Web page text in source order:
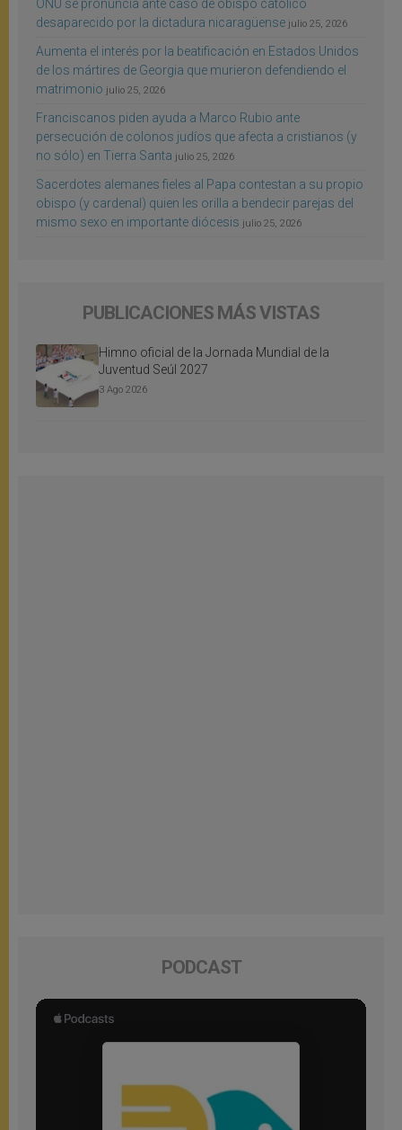
ONU se pronuncia ante caso de obispo católico
desaparecido por la dictadura nicaragüense julio 25, 2026
Aumenta el interés por la beatificación en Estados Unidos
de los mártires de Georgia que murieron defendiendo el
matrimonio julio 25, 2026
Franciscanos piden ayuda a Marco Rubio ante
persecución de colonos judíos que afecta a cristianos (y
no sólo) en Tierra Santa julio 25, 2026
Sacerdotes alemanes fieles al Papa contestan a su propio
obispo (y cardenal) quien les orilla a bendecir parejas del
mismo sexo en importante diócesis julio 25, 2026
PUBLICACIONES MÁS VISTAS
Himno oficial de la Jornada Mundial de la
Juventud Seúl 2027
3 Ago 2026
PODCAST